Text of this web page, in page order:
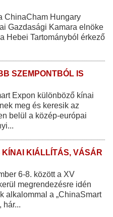
ChinaCham Hungary
Gazdasági Kamara elnöke
Hebei Tartományból érkező
SZEMPONTBÓL IS
Expon különböző kínai
meg és keresik az
belül a közép-európai
KÍNAI KIÁLLÍTÁS, VÁSÁR
6-8. között a XV
megrendezésre idén
alkalommal a „ChinaSmart
hár...